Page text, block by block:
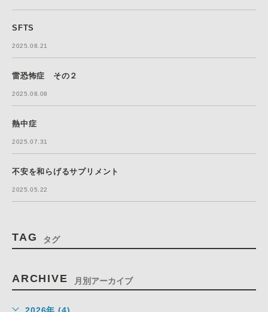
SFTS
2025.08.21
雷恐怖症 その２
2025.08.08
熱中症
2025.07.31
不安を和らげるサプリメント
2025.05.22
TAG タグ
ARCHIVE 月別アーカイブ